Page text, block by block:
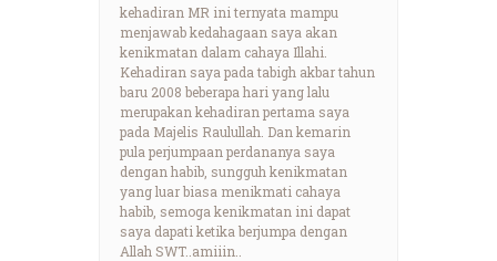
kehadiran MR ini ternyata mampu
menjawab kedahagaan saya akan
kenikmatan dalam cahaya Illahi.
Kehadiran saya pada tabigh akbar tahun
baru 2008 beberapa hari yang lalu
merupakan kehadiran pertama saya
pada Majelis Raulullah. Dan kemarin
pula perjumpaan perdananya saya
dengan habib, sungguh kenikmatan
yang luar biasa menikmati cahaya
habib, semoga kenikmatan ini dapat
saya dapati ketika berjumpa dengan
Allah SWT..amiiin..